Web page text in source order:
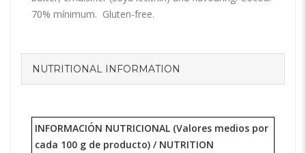
70% mínimum. Gluten-free.
NUTRITIONAL INFORMATION
INFORMACIÓN NUTRICIONAL (Valores medios por
cada 100 g de producto) / NUTRITION